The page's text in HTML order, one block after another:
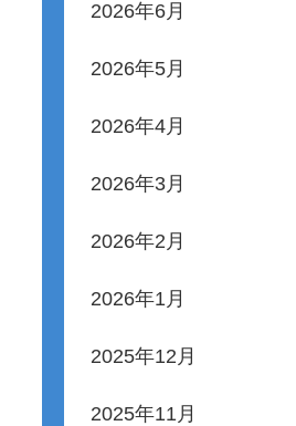
2026年6月
2026年5月
2026年4月
2026年3月
2026年2月
2026年1月
2025年12月
2025年11月